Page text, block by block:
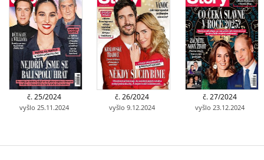
č. 25/2024
vyšlo 25.11.2024
č. 26/2024
vyšlo 9.12.2024
č. 27/2024
vyšlo 23.12.2024